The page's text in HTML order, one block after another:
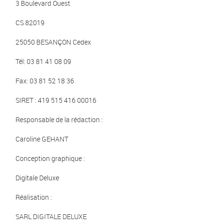
3 Boulevard Ouest
CS 82019
25050 BESANÇON Cedex
Tél: 03 81 41 08 09
Fax: 03 81 52 18 36
SIRET : 419 515 416 00016
Responsable de la rédaction :
Caroline GEHANT
Conception graphique :
Digitale Deluxe
Réalisation :
SARL DIGITALE DELUXE